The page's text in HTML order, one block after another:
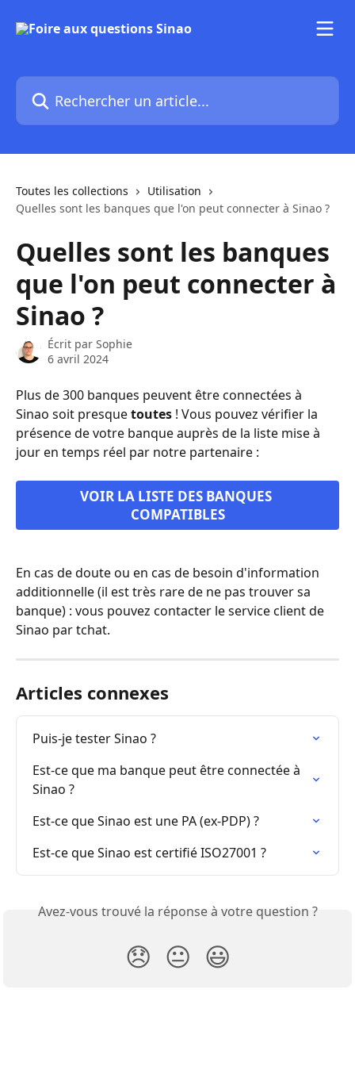
Rechercher un article...
Toutes les collections
Utilisation
Quelles sont les banques que l'on peut connecter à Sinao ?
Quelles sont les banques
que l'on peut connecter à
Sinao ?
Écrit par Sophie
6 avril 2024
Plus de 300 banques peuvent être connectées à
Sinao soit presque toutes ! Vous pouvez vérifier la
présence de votre banque auprès de la liste mise à
jour en temps réel par notre partenaire :
VOIR LA LISTE DES BANQUES
COMPATIBLES
En cas de doute ou en cas de besoin d'information
additionnelle (il est très rare de ne pas trouver sa
banque) : vous pouvez contacter le service client de
Sinao par tchat.
Articles connexes
Puis-je tester Sinao ?
Est-ce que ma banque peut être connectée à
Sinao ?
Est-ce que Sinao est une PA (ex-PDP) ?
Est-ce que Sinao est certifié ISO27001 ?
Avez-vous trouvé la réponse à votre question ?
😞 😐 😃